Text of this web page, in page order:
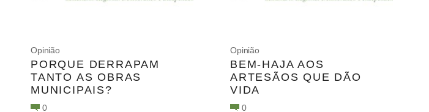
Opinião
PORQUE DERRAPAM
TANTO AS OBRAS
MUNICIPAIS?
0
Opinião
BEM-HAJA AOS
ARTESÃOS QUE DÃO
VIDA
0